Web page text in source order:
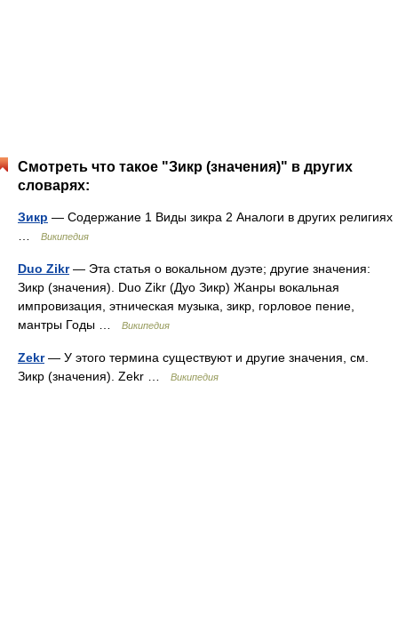
Смотреть что такое "Зикр (значения)" в других
словарях:
Зикр — Содержание 1 Виды зикра 2 Аналоги в других религиях
Википедия
Duo Zikr— Эта статья о вокальном дуэте; другие значения:
Зикр (значения). Duo Zikr (Дуо Зикр) Жанры вокальная
импровизация, этническая музыка, зикр, горловое пение,
мантры Годы …
Википедия
Zekr— У этого термина существуют и другие значения, см.
Зикр (значения). Zekr …
Википедия